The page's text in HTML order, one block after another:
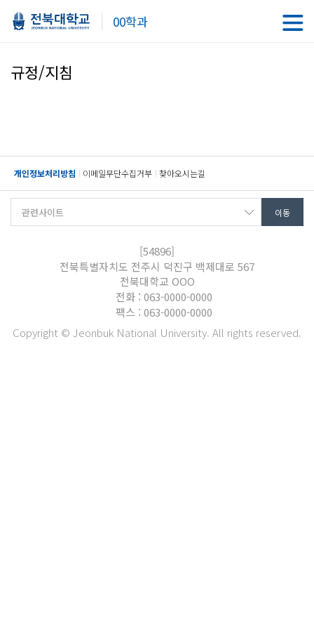
00학과
규정/지침
개인정보처리방침 이메일무단수집거부 찾아오시는길
[54896]
전북특별자치도 전주시 덕진구 백제대로 567
전북대학교 OOO
전화 : 063-0000-0000
팩스 : 063-0000-0000
Copyright © Jeonbuk National University. All rights reserved.